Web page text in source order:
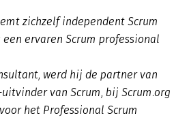
zichzelf independent Scrum
ervaren Scrum professional
werd hij de partner van
uitvinder van Scrum, bij Scrum.org
het Professional Scrum